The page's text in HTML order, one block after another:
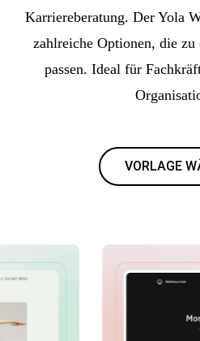
Karriereberatung. Der Yola
zahlreiche Optionen, die
passen. Ideal für
VORLAGE